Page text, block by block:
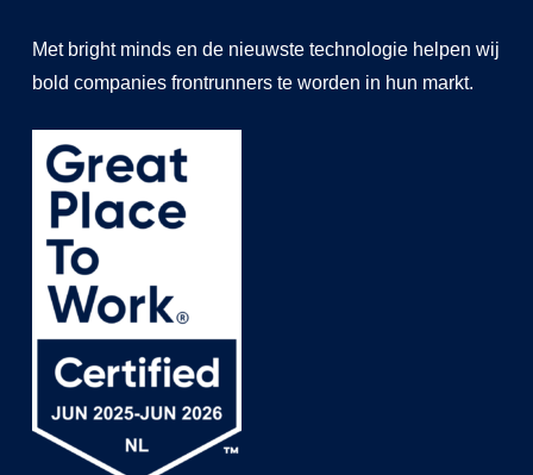
Met bright minds en de nieuwste technologie helpen wij
bold companies frontrunners te worden in hun markt.